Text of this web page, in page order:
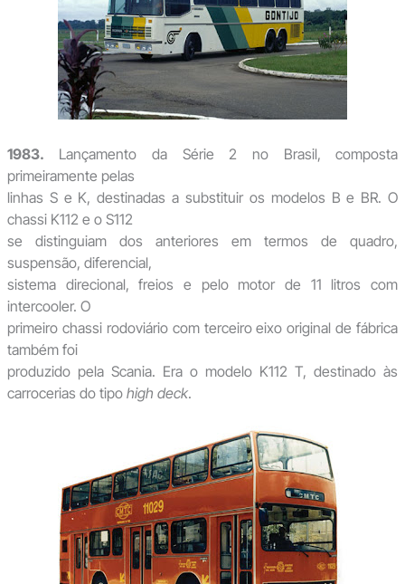
1983. Lançamento da Série 2 no Brasil, composta
primeiramente pelas
linhas S e K, destinadas a substituir os modelos B e BR. O
chassi K112 e o S112
se distinguiam dos anteriores em termos de quadro,
suspensão, diferencial,
sistema direcional, freios e pelo motor de 11 litros com
intercooler. O
primeiro chassi rodoviário com terceiro eixo original de fábrica
também foi
produzido pela Scania. Era o modelo K112 T, destinado às
carrocerias do tipo high deck.